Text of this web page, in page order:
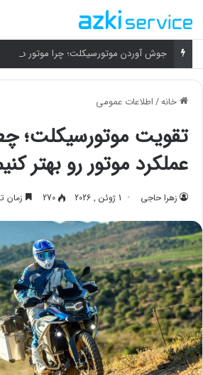
خانه/اطلاعات عمومی
تقویت موتورسیکلت؛
عملکرد موتور رو بهتر
زهرا حاجی 1 ژوئن , 2026 270 زمان